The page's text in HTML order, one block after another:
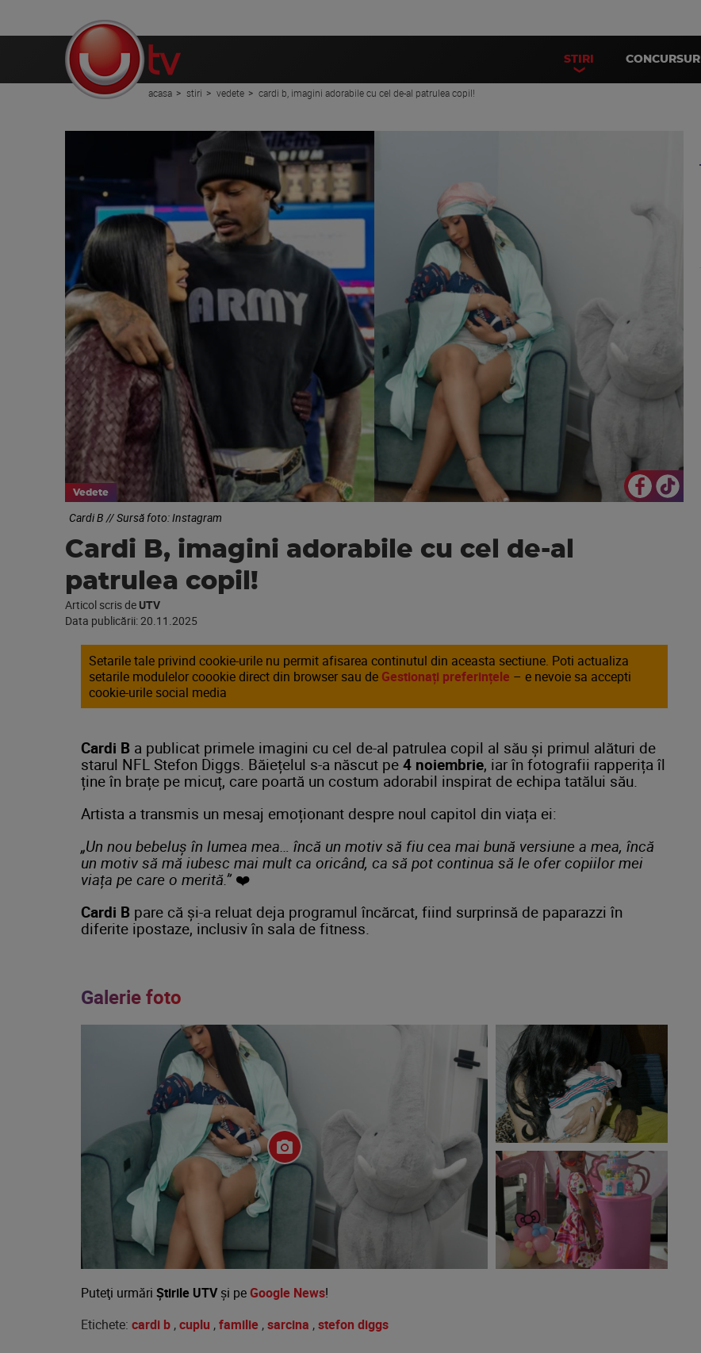
STIRI CONCURSURI
acasa stiri vedete cardi b, imagini adorabile cu cel de-al patrulea copil!
Vedete
Cardi B // Sursă foto: Instagram
Cardi B, imagini adorabile cu cel de-al
patrulea copil!
Articol scris de UTV
Data publicării:20.11.2025
Setarile tale privind cookie-urile nu permit afisarea continutul din aceasta sectiune. Poti actualiza
setarile modulelor coookie direct din browser sau de Gestionați preferințele – e nevoie sa accepti
cookie-urile social media
Cardi B a publicat primele imagini cu cel de-al patrulea copil al său și primul alături de
starul NFL Stefon Diggs. Băiețelul s-a născut pe 4 noiembrie, iar în fotografii rapperița îl
ține în brațe pe micuț, care poartă un costum adorabil inspirat de echipa tatălui său.
Artista a transmis un mesaj emoționant despre noul capitol din viața ei:
„Un nou bebeluș în lumea mea… încă un motiv să fiu cea mai bună versiune a mea, încă
un motiv să mă iubesc mai mult ca oricând, ca să pot continua să le ofer copiilor mei
viața pe care o merită.” ❤️
Cardi B pare că și-a reluat deja programul încărcat, fiind surprinsă de paparazzi în
diferite ipostaze, inclusiv în sala de fitness.
Galerie foto
Puteţi urmări Știrile UTVşi peGoogle News!
Etichete: cardi b ,cuplu ,familie ,sarcina ,stefon diggs